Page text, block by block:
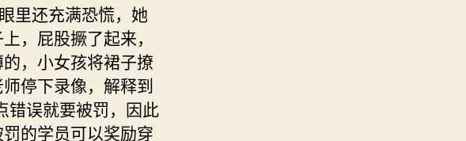
里还充满恐慌，她
，屁股撅了起来，
，小女孩将裙子撩
停下录像，解释到
错误就要被罚，因此
的学员可以奖励穿